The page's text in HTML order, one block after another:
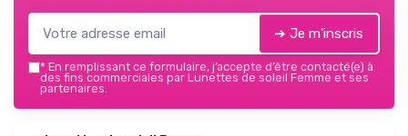
➔ Je m'inscris
* En remplissant ce formulaire, j’accepte d’être contacté(e) à
des fins commerciales par Lunettes de soleil Femme et ses
partenaires.